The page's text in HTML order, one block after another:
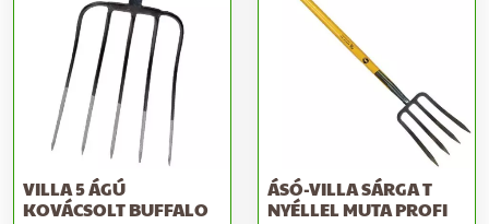
VILLA 5 ÁGÚ
KOVÁCSOLT BUFFALO
ÁSÓ-VILLA SÁRGA T
NYÉLLEL MUTA PROFI